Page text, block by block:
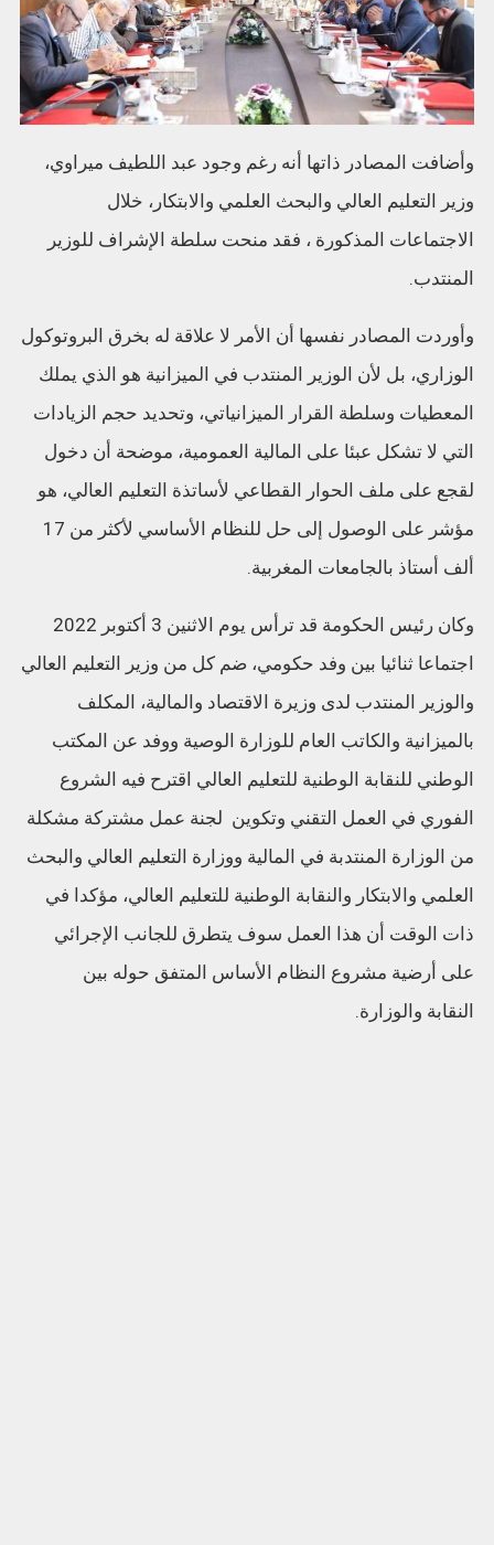
وأضافت المصادر ذاتها أنه رغم وجود عبد اللطيف ميراوي،
وزير التعليم العالي والبحث العلمي والابتكار، خلال
الاجتماعات المذكورة ، فقد منحت سلطة الإشراف للوزير
المنتدب.
وأوردت المصادر نفسها أن الأمر لا علاقة له بخرق البروتوكول
الوزاري، بل لأن الوزير المنتدب في الميزانية هو الذي يملك
المعطيات وسلطة القرار الميزانياتي، وتحديد حجم الزيادات
التي لا تشكل عبئا على المالية العمومية، موضحة أن دخول
لقجع على ملف الحوار القطاعي لأساتذة التعليم العالي، هو
مؤشر على الوصول إلى حل للنظام الأساسي لأكثر من 17
ألف أستاذ بالجامعات المغربية.
وكان رئيس الحكومة قد ترأس يوم الاثنين 3 أكتوبر 2022
اجتماعا ثنائيا بين وفد حكومي، ضم كل من وزير التعليم العالي
والوزير المنتدب لدى وزيرة الاقتصاد والمالية، المكلف
بالميزانية والكاتب العام للوزارة الوصية ووفد عن المكتب
الوطني للنقابة الوطنية للتعليم العالي اقترح فيه الشروع
الفوري في العمل التقني وتكوين لجنة عمل مشتركة مشكلة
من الوزارة المنتدبة في المالية ووزارة التعليم العالي والبحث
العلمي والابتكار والنقابة الوطنية للتعليم العالي، مؤكدا في
ذات الوقت أن هذا العمل سوف يتطرق للجانب الإجرائي
على أرضية مشروع النظام الأساس المتفق حوله بين
النقابة والوزارة.